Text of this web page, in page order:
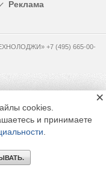
Реклама
+7 (495) 665-00-
cookies.
и принимаете
×